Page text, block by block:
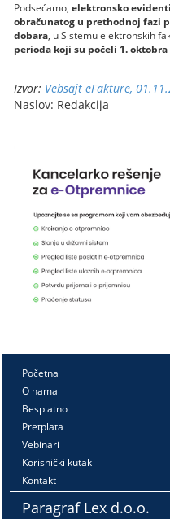
Podsećamo,elektronsko
obračunatog u prethodnoj fazi
dobara, u Sistemu elektronskih
perioda koji su počeli 1. oktobra
Izvor: Vebsajt eFakture,
Naslov: Redakcija
Početna
O nama
Besplatno
Pretplata
Vebinari
Korisnički kutak
Kontakt
Paragraf Lex d.o.o.